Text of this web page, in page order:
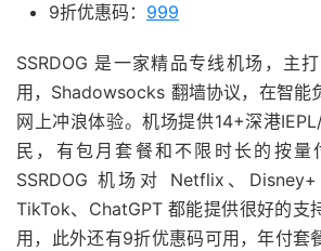
9折优惠码： 999
SSRDOG 是一家精品专线机场，主
用，Shadowsocks 翻墙协议，在智能
网上冲浪体验。机场提供14+深港
民，有包月套餐和不限时长的按量
SSRDOG 机场对 Netflix、
TikTok、ChatGPT 都能提供很好的支
用，此外还有9折优惠码可用，年付套